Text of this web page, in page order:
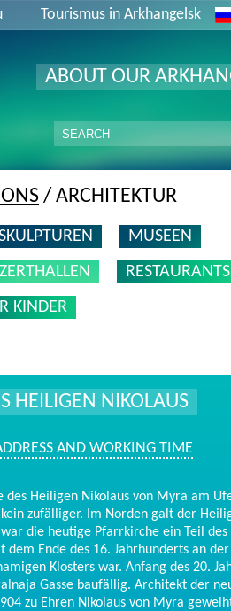
Tourismus in Arkhangelsk
ABOUT OUR
/ ARCHITEKTUR
MUSEEN
RESTAURANTS
KINDER
HEILIGEN NIKOLAUS
AND WORKING TIME
des Heiligen Nikolaus von Myra am
zufälliger. Im Norden galt der
die heutige Pfarrkirche ein Teil des
dem Ende des 16. Jahrhunderts an
Klosters war. Anfang des 20.
Gasse baufällig. Architekt der
zu Ehren Nikolaus von Myra